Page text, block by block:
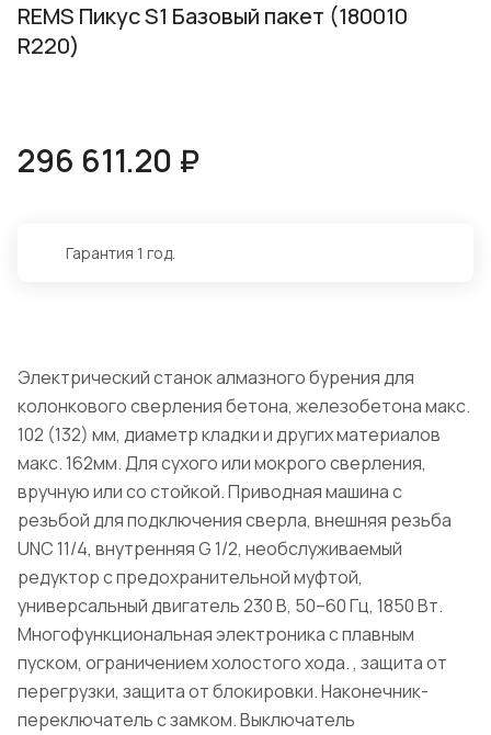
REMS Пикус S1 Базовый пакет (180010
R220)
296 611.20 ₽
Гарантия 1 год.
Электрический станок алмазного бурения для
колонкового сверления бетона, железобетона макс.
102 (132) мм, диаметр кладки и других материалов
макс. 162мм. Для сухого или мокрого сверления,
вручную или со стойкой. Приводная машина с
резьбой для подключения сверла, внешняя резьба
UNC 11/4, внутренняя G 1/2, необслуживаемый
редуктор с предохранительной муфтой,
универсальный двигатель 230 В, 50–60 Гц, 1850 Вт.
Многофункциональная электроника с плавным
пуском, ограничением холостого хода. , защита от
перегрузки, защита от блокировки. Наконечник-
переключатель с замком. Выключатель